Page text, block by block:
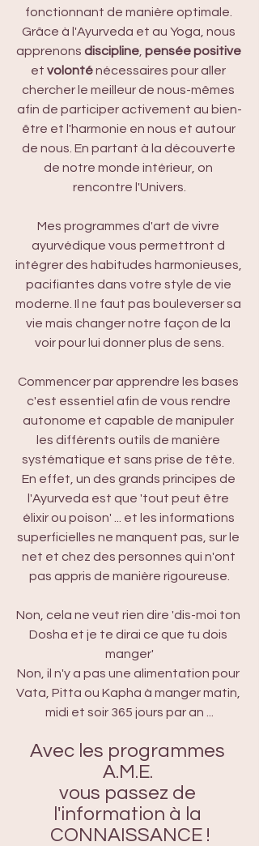
fonctionnant de manière optimale.
Grâce à l'Ayurveda et au Yoga, nous
apprenons discipline, pensée positive
et volonté nécessaires pour aller
chercher le meilleur de nous-mêmes
afin de participer activement au bien-
être et l'harmonie en nous et autour
de nous. En partant à la découverte
de notre monde intérieur, on
rencontre l'Univers.
Mes programmes d'art de vivre
ayurvédique vous permettront d
intégrer des habitudes harmonieuses,
pacifiantes dans votre style de vie
moderne. Il ne faut pas bouleverser sa
vie mais changer notre façon de la
voir pour lui donner plus de sens.
Commencer par apprendre les bases
c'est essentiel afin de vous rendre
autonome et capable de manipuler
les différents outils de manière
systématique et sans prise de tête.
En effet, un des grands principes de
l'Ayurveda est que 'tout peut être
élixir ou poison' ... et les informations
superficielles ne manquent pas, sur le
net et chez des personnes qui n'ont
pas appris de manière rigoureuse.
Non, cela ne veut rien dire 'dis-moi ton
Dosha et je te dirai ce que tu dois
manger'
Non, il n'y a pas une alimentation pour
Vata, Pitta ou Kapha à manger matin,
midi et soir 365 jours par an ...
Avec les programmes
A.M.E.
vous passez de
l'information à la
CONNAISSANCE !